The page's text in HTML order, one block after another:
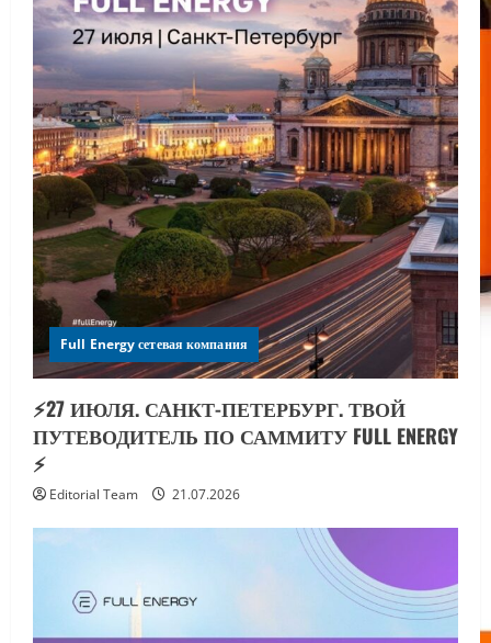
Full Energy сетевая компания
⚡️27 ИЮЛЯ. САНКТ-ПЕТЕРБУРГ. ТВОЙ
ПУТЕВОДИТЕЛЬ ПО САММИТУ FULL ENERGY
⚡️
Editorial Team 21.07.2026